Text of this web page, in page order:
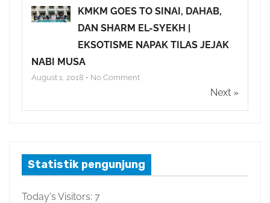
KMKM GOES TO SINAI, DAHAB,
DAN SHARM EL-SYEKH |
EKSOTISME NAPAK TILAS JEJAK
NABI MUSA
August 1, 2018 • No Comment
Next »
Statistik pengunjung
Today's Visitors: 7